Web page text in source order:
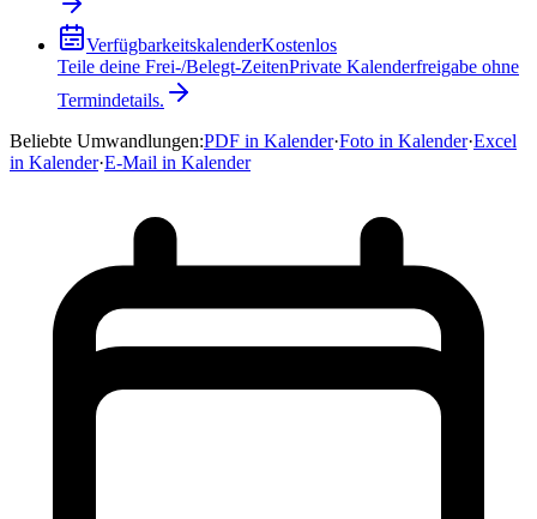
VerfügbarkeitskalenderKostenlos
Teile deine Frei-/Belegt-ZeitenPrivate Kalenderfreigabe ohne
Termindetails.
Beliebte Umwandlungen:PDF in Kalender·Foto in Kalender·Excel
in Kalender·E-Mail in Kalender